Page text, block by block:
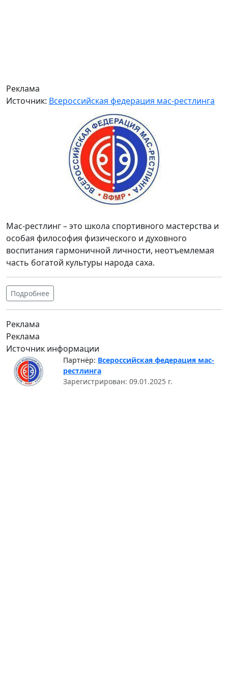
Реклама
Источник: Всероссийская федерация мас-рестлинга
Мас-рестлинг – это школа спортивного мастерства и
особая философия физического и духовного
воспитания гармоничной личности, неотъемлемая
часть богатой культуры народа саха.
Подробнее
Реклама
Реклама
Источник информации
Партнёр: Всероссийская федерация мас-
рестлинга
Зарегистрирован: 09.01.2025 г.